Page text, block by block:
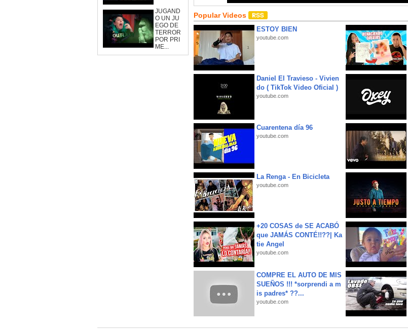
JUGAND
O UN JU
EGO DE
TERROR
POR PRI
ME...
Popular Videos
ESTOY BIEN
youtube.com
Daniel El Travieso - Vivien
do ( TikTok Video Oficial )
youtube.com
Cuarentena día 96
youtube.com
La Renga - En Bicicleta
youtube.com
+20 COSAS de SE ACABÓ
que JAMÁS CONTÉ!!??| Ka
tie Angel
youtube.com
COMPRE EL AUTO DE MIS
SUEÑOS !!! *sorprendi a m
is padres* ??...
youtube.com